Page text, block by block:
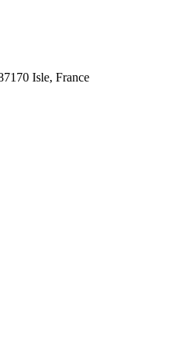
Isle, France